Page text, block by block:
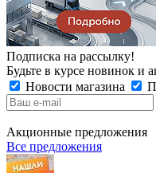
Подписка на рассылку!
Будьте в курсе новинок и
Новости магазина
Акционные предложения
Все предложения